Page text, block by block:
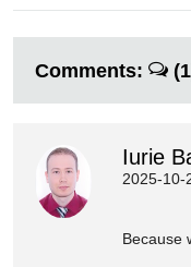
Comments:
Iurie
2025-10-
Because